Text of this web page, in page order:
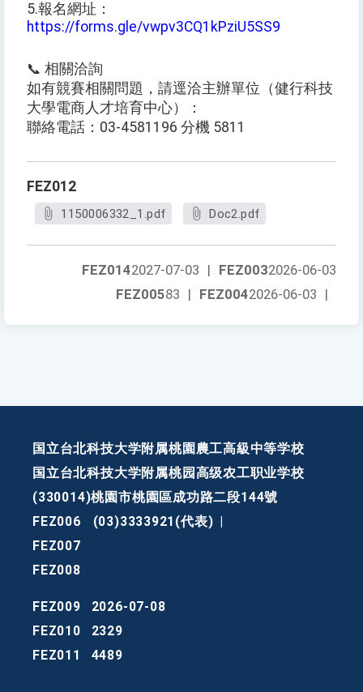
5.報名網址：
https://forms.gle/vwpv3CQ1kPziU5SS9
📞 相關洽詢
如有競賽相關問題，請逕洽主辦單位（健行科技
大學電商人才培育中心）：
聯絡電話：03-4581196 分機 5811
FEZ012
1150006332_1.pdf Doc2.pdf
FEZ0032026-06-03
FEZ0142027-07-03 |
FEZ0042026-06-03 |
FEZ00583 |
国立台北科技大学附属桃園農工高級中等学校
国立台北科技大学附属桃园高级农工职业学校
(330014)桃園市桃園區成功路二段144號
FEZ006
(03)3333921(代表)
FEZ007
FEZ008
FEZ009
2026-07-08
FEZ010
2329
FEZ011
4489